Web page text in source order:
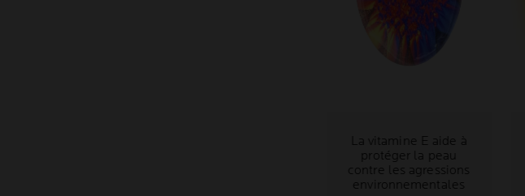
La vitamine E aide à
protéger la peau
contre les agressions
environnementales